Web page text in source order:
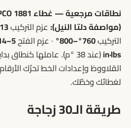
(مواصفة دلتا النيل):عزم التركيب13–19 in·lbs
التركيب760°–800° · عزم الفتح5–14 in·lbs
in·lbs
(عند 38 °م). عاملها
القلاووظ وإعدادات الخط تحرّك
لغطائك وخطّك.
طريقة الـ30 زجاجة